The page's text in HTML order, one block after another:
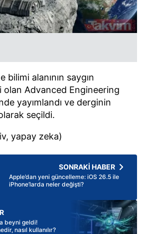
bilimi alanının saygın
olan Advanced Engineering
yayımlandı ve derginin
seçildi.
yapay zeka)
SONRAKİ HABER
Apple’dan yeni güncelleme: iOS 26.5 ile
iPhone’larda neler değişti?
beyni geldi!
nasıl kullanılır?